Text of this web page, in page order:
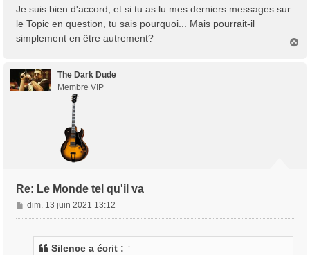
Je suis bien d'accord, et si tu as lu mes derniers messages sur
le Topic en question, tu sais pourquoi... Mais pourrait-il
simplement en être autrement?
The Dark Dude
Membre VIP
Re: Le Monde tel qu'il va
M
e
dim. 13 juin 2021 13:12
Silence a écrit : ↑